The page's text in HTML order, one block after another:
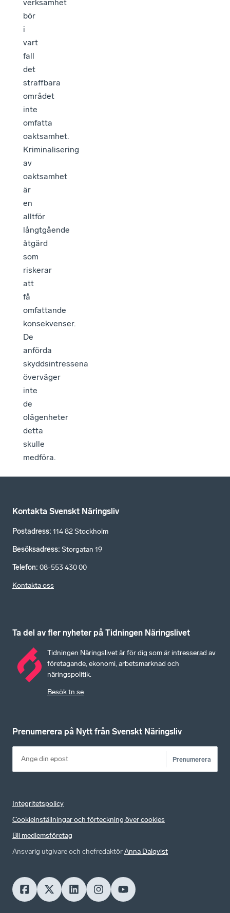
verksamhet
bör
i
vart
fall
det
straffbara
området
inte
omfatta
oaktsamhet.
Kriminalisering
av
oaktsamhet
är
en
alltför
långtgående
åtgärd
som
riskerar
att
få
omfattande
konsekvenser.
De
anförda
skyddsintressena
överväger
inte
de
olägenheter
detta
skulle
medföra.
Kontakta Svenskt Näringsliv
Postadress: 114 82 Stockholm
Besöksadress: Storgatan 19
Telefon: 08-553 430 00
Kontakta oss
Ta del av fler nyheter på Tidningen Näringslivet
Tidningen Näringslivet är för dig som är intresserad av
företagande, ekonomi, arbetsmarknad och
näringspolitik.
Besök tn.se
Prenumerera på Nytt från Svenskt Näringsliv
Prenumerera
Integritetspolicy
Cookieinställningar och förteckning över cookies
Bli medlemsföretag
Ansvarig utgivare och chefredaktörAnna Dalqvist